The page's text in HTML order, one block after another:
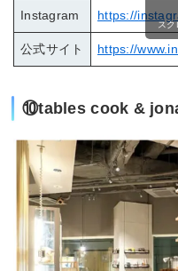
Instagram https://
公式サイト https://
スク
⑩tables cook &